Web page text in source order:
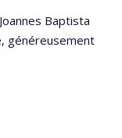
Baptista
généreusement